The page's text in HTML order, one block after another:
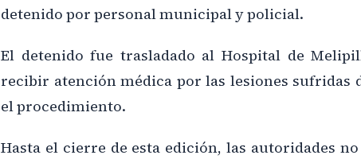
detenido por personal municipal y policial.
El detenido fue trasladado al Hospital de
recibir atención médica por las lesiones sufridas
el procedimiento.
Hasta el cierre de esta edición, las autoridades